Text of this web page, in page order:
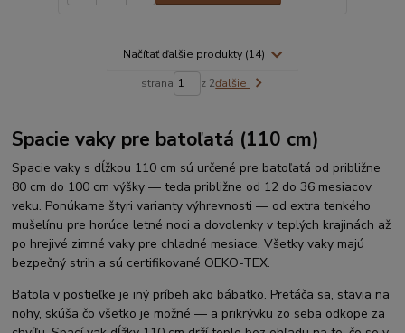
Načítať ďalšie produkty (14)
strana z 2ďalšie
Spacie vaky pre batoľatá (110 cm)
Spacie vaky s dĺžkou 110 cm sú určené pre batoľatá od približne
80 cm do 100 cm výšky — teda približne od 12 do 36 mesiacov
veku. Ponúkame štyri varianty výhrevnosti — od extra tenkého
mušelínu pre horúce letné noci a dovolenky v teplých krajinách až
po hrejivé zimné vaky pre chladné mesiace. Všetky vaky majú
bezpečný strih a sú certifikované OEKO-TEX.
Batoľa v postieľke je iný príbeh ako bábätko. Pretáča sa, stavia na
nohy, skúša čo všetko je možné — a prikrývku zo seba odkope za